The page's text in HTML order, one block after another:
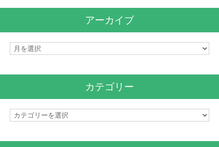
アーカイブ
ア
カテゴリー
カ